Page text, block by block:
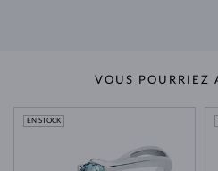
VOUS POURRIEZ
EN STOCK